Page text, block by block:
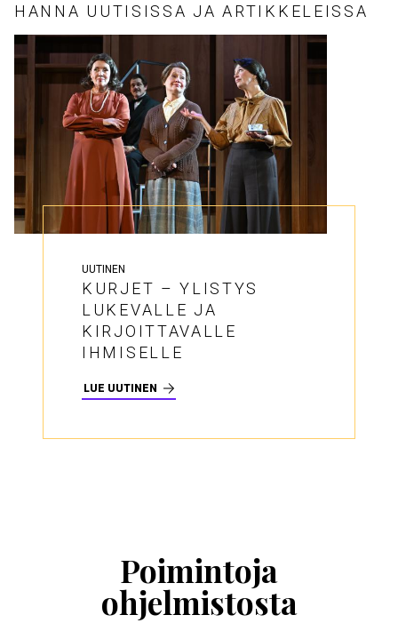
HANNA UUTISISSA JA ARTIKKELEISSA
UUTINEN
KURJET – YLISTYS
LUKEVALLE JA
KIRJOITTAVALLE
IHMISELLE
LUE UUTINEN
Poimintoja
ohjelmistosta